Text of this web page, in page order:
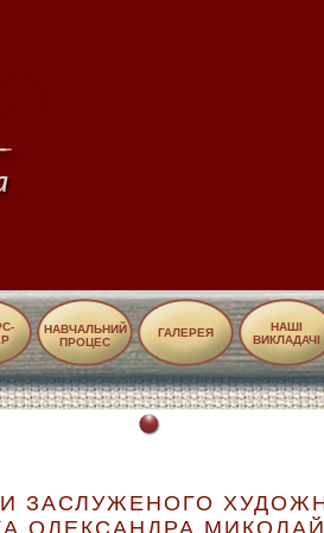
НАВЧАЛЬНИЙ
ПРОЦЕС
ГАЛЕРЕЯ
НАШІ
ВИКЛАДАЧІ
ЗАСЛУЖЕНОГО